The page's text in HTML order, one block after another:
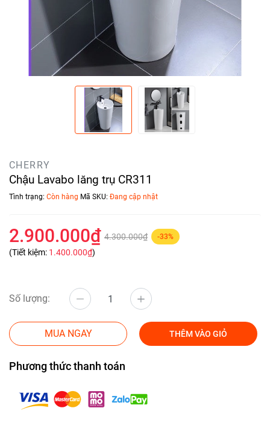
CHERRY
Chậu Lavabo lăng trụ CR311
Tình trạng: Còn hàng Mã SKU: Đang cập nhật
2.900.000₫ 4.300.000₫ -33%
(Tiết kiệm: 1.400.000₫)
Số lượng:
MUA NGAY THÊM VÀO GIỎ
Phương thức thanh toán